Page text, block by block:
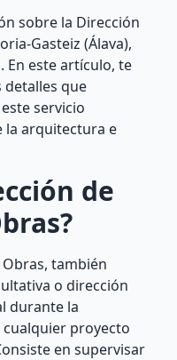
sobre la Dirección
Gasteiz (Álava),
En este artículo, te
que
servicio
la arquitectura e
de
también
o dirección
durante la
proyecto
en supervisar